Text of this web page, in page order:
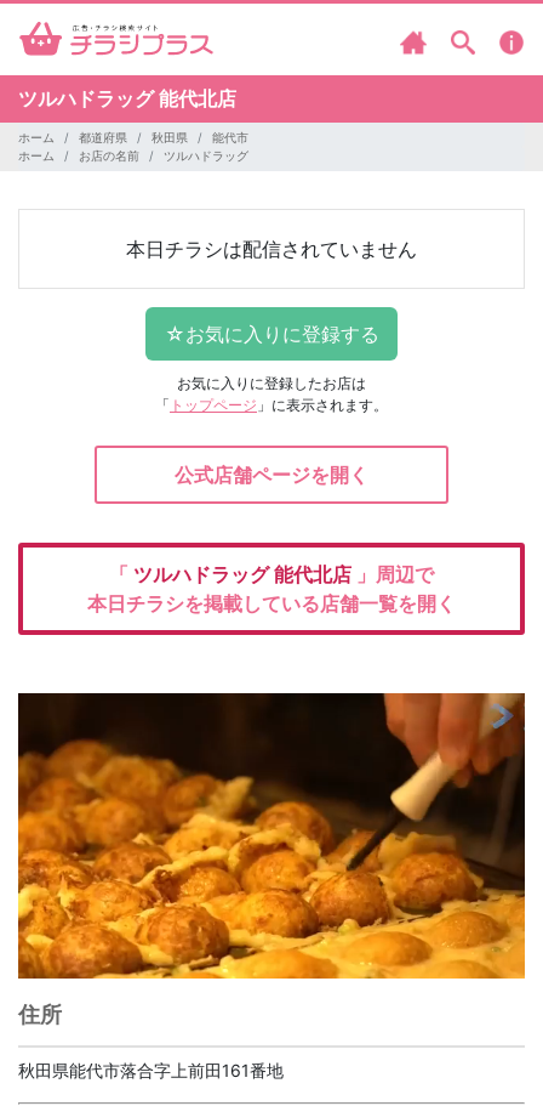
ツルハドラッグ能代北店
ホーム 都道府県 秋田県
能代市
ホーム
お店の名前 ツルハドラッグ
本日チラシは配信されていません
お気に入りに登録したお店は
「 トップページ 」に表示されます。
公式店舗ページを開く
「 ツルハドラッグ能代北店 」周辺で
本日チラシを掲載している店舗一覧を開く
住所
秋田県能代市落合字上前田161番地